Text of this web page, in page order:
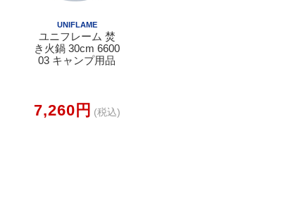
UNIFLAME
ユニフレーム 焚
き火鍋 30cm 6600
03 キャンプ用品
7,260円 (税込)